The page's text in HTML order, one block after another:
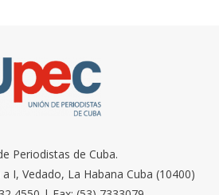
Periodistas de Cuba.
I, Vedado, La Habana Cuba (10400)